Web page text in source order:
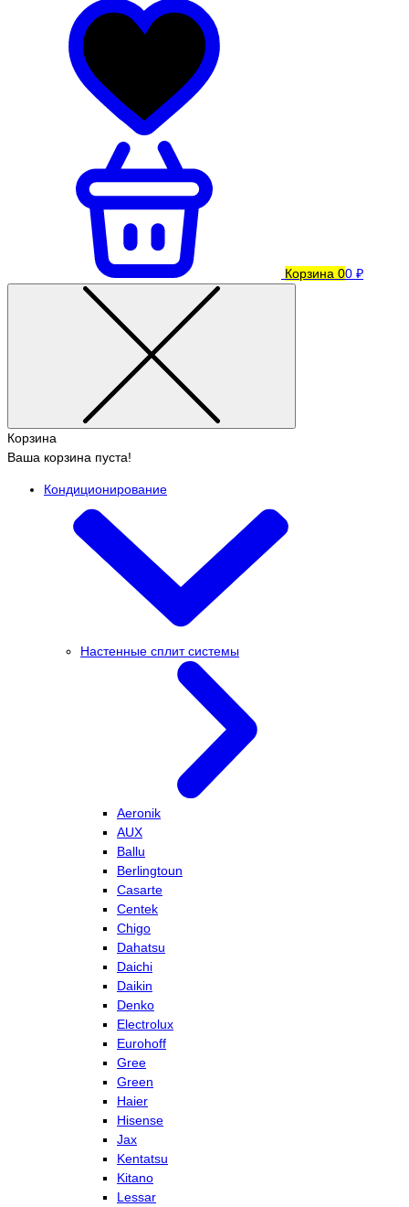
Корзина 00 ₽
Корзина
Ваша корзина пуста!
Кондиционирование
Настенные сплит системы
Aeronik
AUX
Ballu
Berlingtoun
Casarte
Centek
Chigo
Dahatsu
Daichi
Daikin
Denko
Electrolux
Eurohoff
Gree
Green
Haier
Hisense
Jax
Kentatsu
Kitano
Lessar